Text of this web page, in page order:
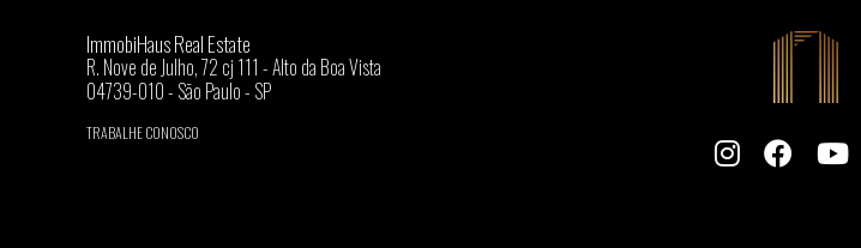
ImmobiHaus Real Estate
R. Nove de Julho, 72 cj 111 - Alto da Boa Vista
04739-010 - São Paulo - SP
TRABALHE CONOSCO